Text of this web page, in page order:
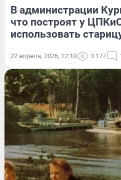
В администрации
что построят у
использовать
22 апреля, 2026, 12:10 3 177